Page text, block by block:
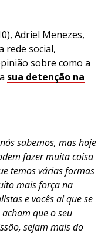
Adriel Menezes,
rede social,
sobre como a
sua detenção na
sabemos, mas hoje
fazer muita coisa
temos várias formas
mais força na
e vocês ai que se
que o seu
sejam mais do